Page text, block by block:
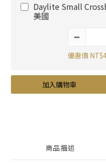
Daylite Small
美國
優惠價
加入購物車
商品描述